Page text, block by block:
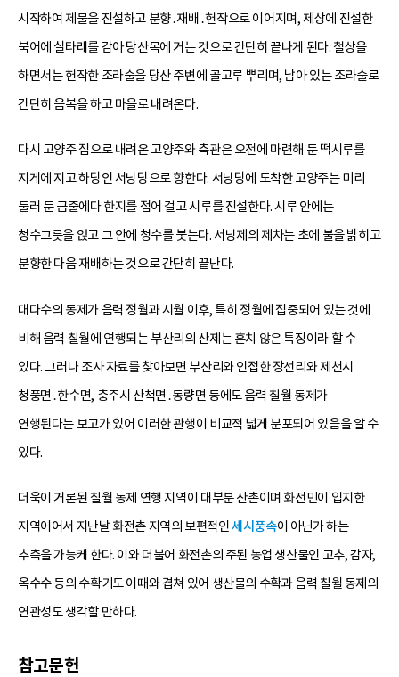
시작하여 제물을 진설하고 분향․재배․헌작으로 이어지며, 제상에 진설한
북어에 실타래를 감아 당산목에 거는 것으로 간단히 끝나게 된다. 철상을
하면서는 헌작한 조라술을 당산 주변에 골고루 뿌리며, 남아 있는 조라술로
간단히 음복을 하고 마을로 내려온다.
다시 고양주 집으로 내려온 고양주와 축관은 오전에 마련해 둔 떡시루를
지게에 지고 하당인 서낭당으로 향한다. 서낭당에 도착한 고양주는 미리
둘러 둔 금줄에다 한지를 접어 걸고 시루를 진설한다. 시루 안에는
청수그릇을 얹고 그 안에 청수를 붓는다. 서낭제의 제차는 초에 불을 밝히고
분향한 다음 재배하는 것으로 간단히 끝난다.
대다수의 동제가 음력 정월과 시월 이후, 특히 정월에 집중되어 있는 것에
비해 음력 칠월에 연행되는 부산리의 산제는 흔치 않은 특징이라 할 수
있다. 그러나 조사 자료를 찾아보면 부산리와 인접한 장선리와 제천시
청풍면․한수면, 충주시 산척면․동량면 등에도 음력 칠월 동제가
연행된다는 보고가 있어 이러한 관행이 비교적 넓게 분포되어 있음을 알 수
있다.
더욱이 거론된 칠월 동제 연행 지역이 대부분 산촌이며 화전민이 입지한
지역이어서 지난날 화전촌 지역의 보편적인세시풍속이 아닌가 하는
추측을 가능케 한다. 이와 더불어 화전촌의 주된 농업 생산물인 고추, 감자,
옥수수 등의 수확기도 이때와 겹쳐 있어 생산물의 수확과 음력 칠월 동제의
연관성도 생각할 만하다.
참고문헌